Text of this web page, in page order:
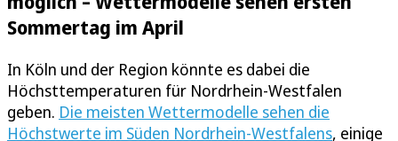
Sommertag im April
In Köln und der Region könnte es dabei die
Höchsttemperaturen für Nordrhein-Westfalen
geben. Die meisten Wettermodelle sehen die
Höchstwerte im Süden Nordrhein-Westfalens, einige